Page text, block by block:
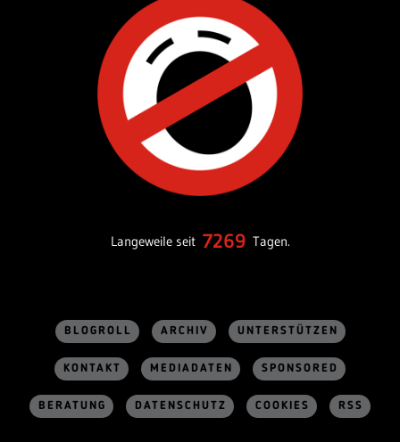
Langeweile seit 7269 Tagen.
BLOGROLL ARCHIV UNTERSTÜTZEN
KONTAKT MEDIADATEN SPONSORED
BERATUNG DATENSCHUTZ COOKIES RSS